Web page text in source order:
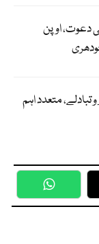
دعوت، اوپن
تبادلے، متعدد اہم
WhatsApp